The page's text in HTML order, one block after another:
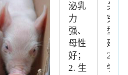
泌乳
力
强、
母性
好；
2. 生
关研
究模
型创
建
2. 医
学疾